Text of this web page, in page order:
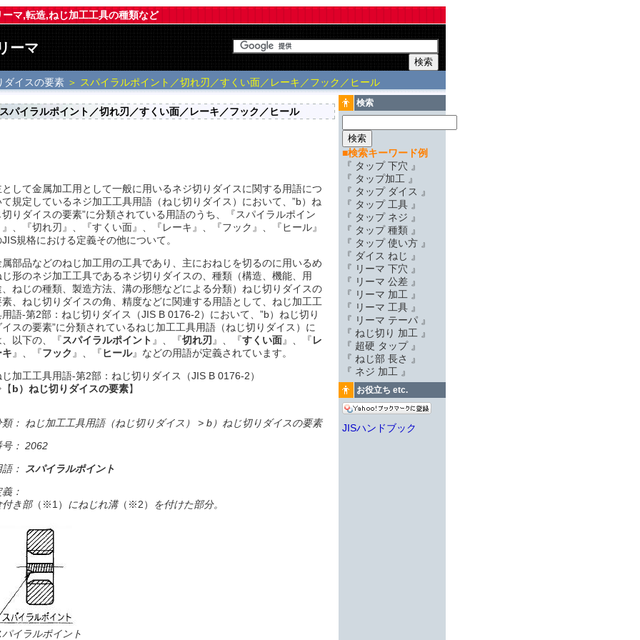
マ,転造,ねじ加工工具の種類など
ーマ
ダイスの要素 ＞ スパイラルポイント／切れ刃／すくい面／レーキ／フック／ヒール
スパイラルポイント／切れ刃／すくい面／レーキ／フック／ヒール
として金属加工用として一般に用いるネジ切りダイスに関する用語につ
て規定しているネジ加工工具用語（ねじ切りダイス）において、”b）ね
切りダイスの要素”に分類されている用語のうち、『スパイラルポイン
』、『切れ刃』、『すくい面』、『レーキ』、『フック』、『ヒール』
JIS規格における定義その他について。
属部品などのねじ加工用の工具であり、主におねじを切るのに用いるめ
じ形のネジ加工工具であるネジ切りダイスの、種類（構造、機能、用
、ねじの種類、製造方法、溝の形態などによる分類）ねじ切りダイスの
素、ねじ切りダイスの角、精度などに関連する用語として、ねじ加工工
用語-第2部：ねじ切りダイス（JIS B 0176-2）において、”b）ねじ切り
イスの要素”に分類されているねじ加工工具用語（ねじ切りダイス）に
、以下の、『スパイラルポイント 』、『切れ刃 』、『すくい面』、『レ
』、『フック 』、『ヒール』などの用語が定義されています。
じ加工工具用語-第2部：ねじ切りダイス（JIS B 0176-2）
b）ねじ切りダイスの要素】
類： ねじ加工工具用語（ねじ切りダイス） > b）ねじ切りダイスの要素
号： 2062
：
スパイラルポイント
：
付き部（※1） にねじれ溝（※2） を付けた部分。
パイラルポイント
検索
■検索キーワード例
『 タップ 下穴 』
『 タップ加工 』
『 タップ ダイス 』
『 タップ 工具 』
『 タップ ネジ 』
『 タップ 種類 』
『 タップ 使い方 』
『 ダイス ねじ 』
『 リーマ 下穴 』
『 リーマ 公差 』
『 リーマ 加工 』
『 リーマ 工具 』
『 リーマ テーパ 』
『 ねじ切り 加工 』
『 超硬 タップ 』
『 ねじ部 長さ 』
『 ネジ 加工 』
お役立ち etc.
JISハンドブック